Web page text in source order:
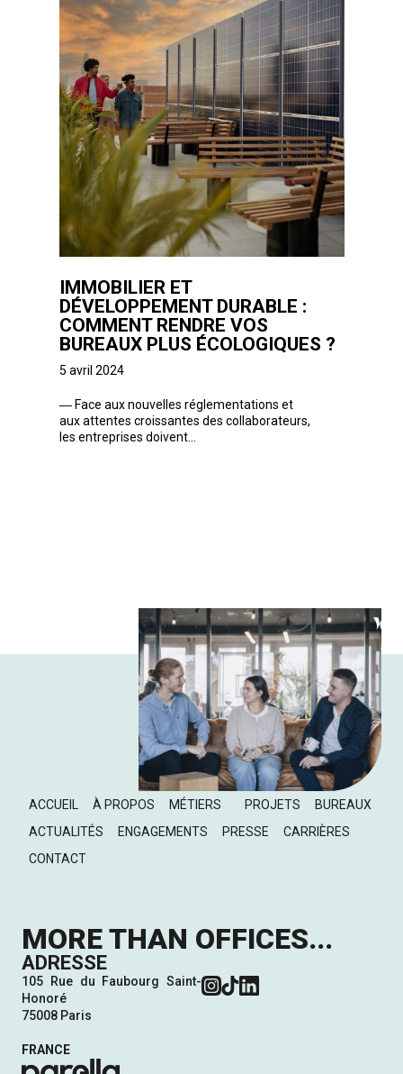
IMMOBILIER ET
DÉVELOPPEMENT DURABLE :
COMMENT RENDRE VOS
BUREAUX PLUS ÉCOLOGIQUES ?
5 avril 2024
― Face aux nouvelles réglementations et
aux attentes croissantes des collaborateurs,
les entreprises doivent...
MORE THAN OFFICES...
ADRESSE
105 Rue du Faubourg Saint-
Honoré
75008 Paris
FRANCE
ACCUEIL À PROPOS MÉTIERS PROJETS
BUREAUX
ACTUALITÉS
ENGAGEMENTS PRESSE
CARRIÈRES
CONTACT